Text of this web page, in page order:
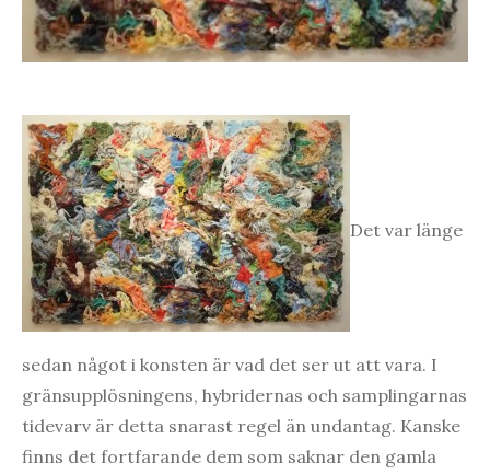
Det var länge
sedan något i konsten är vad det ser ut att vara. I
gränsupplösningens, hybridernas och samplingarnas
tidevarv är detta snarast regel än undantag. Kanske
finns det fortfarande dem som saknar den gamla